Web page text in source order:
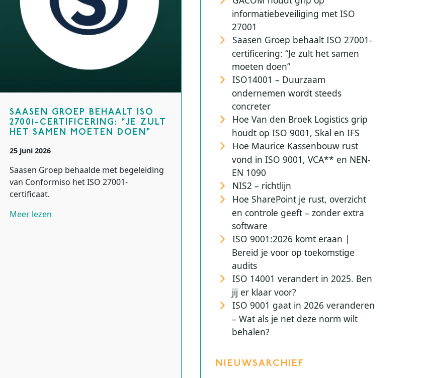
SAASEN GROEP BEHAALT ISO
27001-CERTIFICERING: “JE ZULT
HET SAMEN MOETEN DOEN”
25 juni 2026
Saasen Groep behaalde met begeleiding
van Conformiso het ISO 27001-
certificaat.
Meer lezen
informatiebeveiliging met ISO
27001
Saasen Groep behaalt ISO 27001-
certificering: “Je zult het samen
moeten doen”
ISO14001 – Duurzaam
ondernemen wordt steeds
concreter
Hoe Van den Broek Logistics grip
houdt op ISO 9001, Skal en IFS
Hoe Maurice Kassenbouw rust
vond in ISO 9001, VCA** en NEN-
EN 1090
NIS2 – richtlijn
Hoe SharePoint je rust, overzicht
en controle geeft – zonder extra
software
ISO 9001:2026 komt eraan |
Bereid je voor op toekomstige
audits
ISO 14001 verandert in 2025. Ben
jij er klaar voor?
ISO 9001 gaat in 2026 veranderen
– Wat als je net deze norm wilt
behalen?
NIEUWSARCHIEF